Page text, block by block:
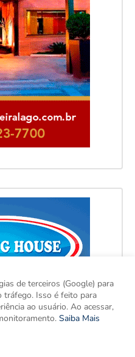
de terceiros (Google) para
tráfego. Isso é feito para
ao usuário. Ao acessar,
Saiba Mais